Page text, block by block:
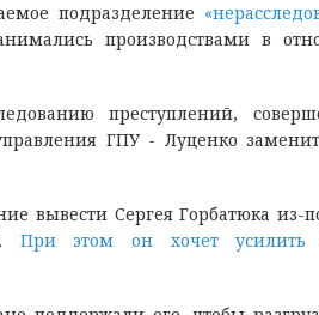
подразделение
производствами в
преступлений,
ГПУ - Луценко
вывести Сергея Горбатюка из-
При этом он хочет усилить